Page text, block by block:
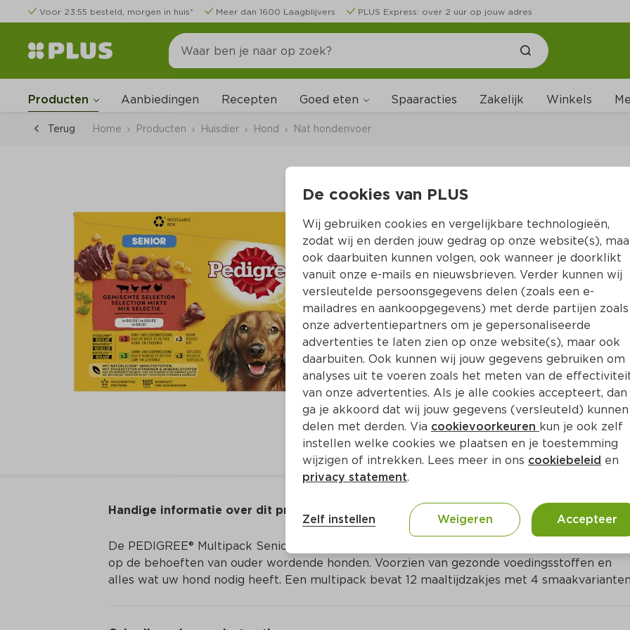
Voor 23:55 besteld, morgen in huis* Meer dan 1600 Laagblijvers PLUS Express: over 2 uur op jouw adres
Producten Aanbiedingen Recepten Goed eten Spaaracties Zakelijk Winkels
Terug Home Producten Huisdier Hond Nat hondenvoer
Pedigree Senior
Per Doos 12 st  (per stuks €0.50)
5.99
Toevoegen
Handige informatie over dit product
De PEDIGREE® Multipack Senior Maaltijdzakjes bevat natvoeding in gelei, speciaal afgestemd
op de behoeften van ouder wordende honden. Voorzien van gezonde voedingsstoffen en
alles wat uw hond nodig heeft. Een multipack bevat 12 maaltijdzakjes met 4
De cookies van PLUS
Wij gebruiken cookies en vergelijkbare technologieën,
zodat wij en derden jouw gedrag op onze website(s),
ook daarbuiten kunnen volgen, ook wanneer je doorklikt
vanuit onze e-mails en nieuwsbrieven. Verder kunnen wij
versleutelde persoonsgegevens delen (zoals een e-
mailadres en aankoopgegevens) met derde partijen zoals
onze advertentiepartners om je gepersonaliseerde
advertenties te laten zien op onze website(s), maar ook
daarbuiten. Ook kunnen wij jouw gegevens gebruiken om
analyses uit te voeren zoals het meten van de
van onze advertenties. Als je alle cookies accepteert, dan
ga je akkoord dat wij jouw gegevens (versleuteld) kunnen
delen met derden. Via cookievoorkeuren kun je ook zelf
instellen welke cookies we plaatsen en je toestemming
wijzigen of intrekken. Lees meer in ons cookiebeleid en
privacy statement.
Zelf instellen Weigeren Accepteer